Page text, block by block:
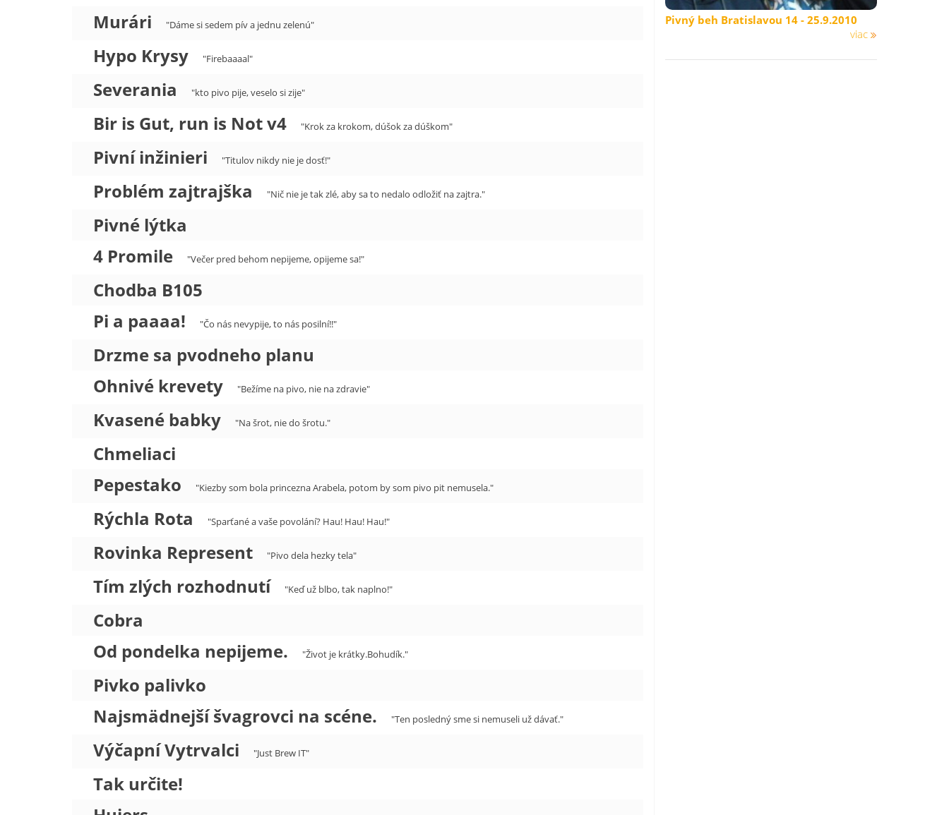
Murári "Dáme si sedem pív a jednu zelenú"
Hypo Krysy "Firebaaaal"
Severania "kto pivo pije, veselo si zije"
Bir is Gut, run is Not v4 "Krok za krokom, dúšok za dúškom"
Pivní inžinieri "Titulov nikdy nie je dosť!"
Problém zajtrajška "Nič nie je tak zlé, aby sa to nedalo odložiť na zajtra."
Pivné lýtka
4 Promile
"Večer pred behom nepijeme, opijeme sa!"
Chodba B105
Pi a paaaa!
"Čo nás nevypije, to nás posilní!!"
Drzme sa pvodneho planu
Ohnivé krevety
"Bežíme na pivo, nie na zdravie"
Kvasené babky "Na šrot, nie do šrotu."
Chmeliaci
Pepestako
"Kiezby som bola princezna Arabela, potom by som pivo pit nemusela."
Rýchla Rota "Sparťané a vaše povolání? Hau! Hau! Hau!"
Rovinka Represent "Pivo dela hezky tela"
Tím zlých rozhodnutí "Keď už blbo, tak naplno!"
Cobra
Od pondelka nepijeme.
"Život je krátky.Bohudík."
Pivko palivko
Najsmädnejší švagrovci na scéne.
"Ten posledný sme si nemuseli už dávať."
Výčapní Vytrvalci "Just Brew IT"
Tak určite!
Pivný beh Bratislavou 14 - 25.9.2010
viac